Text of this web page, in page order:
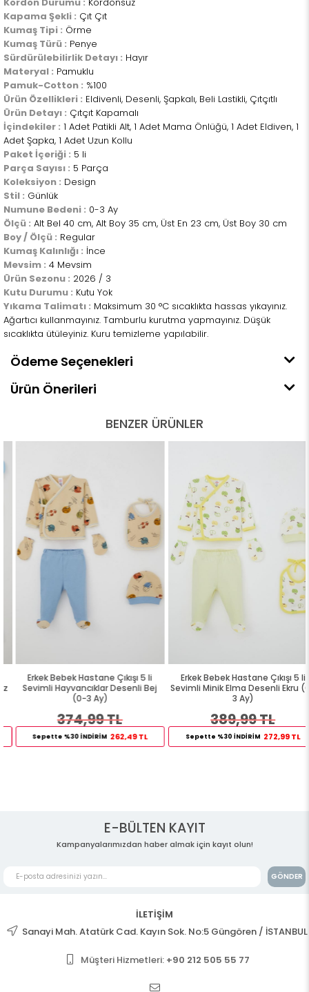
Kapama Şekli : Çıt Çıt
Kumaş Tipi : Örme
Kumaş Türü : Penye
Sürdürülebilirlik Detayı : Hayır
Materyal : Pamuklu
Pamuk-Cotton : %100
Ürün Özellikleri : Eldivenli, Desenli, Şapkalı, Beli Lastikli, Çıtçıtlı
Ürün Detayı : Çıtçıt Kapamalı
İçindekiler : 1 Adet Patikli Alt, 1 Adet Mama Önlüğü, 1 Adet Eldiven, 1
Adet Şapka, 1 Adet Uzun Kollu
Paket İçeriği : 5 li
Parça Sayısı : 5 Parça
Koleksiyon : Design
Stil : Günlük
Numune Bedeni : 0-3 Ay
Ölçü : Alt Bel 40 cm, Alt Boy 35 cm, Üst En 23 cm, Üst Boy 30 cm
Boy / Ölçü : Regular
Kumaş Kalınlığı : İnce
Mevsim : 4 Mevsim
Ürün Sezonu : 2026 / 3
Kutu Durumu : Kutu Yok
Yıkama Talimatı : Maksimum 30 °C sıcaklıkta hassas yıkayınız.
Ağartıcı kullanmayınız. Tamburlu kurutma yapmayınız. Düşük
sıcaklıkta ütüleyiniz. Kuru temizleme yapılabilir.
Ödeme Seçenekleri
Ürün Önerileri
BENZER ÜRÜNLER
Erkek Bebek Hastane Çıkışı 5 li
Sevimli Hayvancıklar Desenli Bej
(0-3 Ay)
374,99 TL
Sepette %30 İNDİRİM 262,49 TL
Erkek Bebek Hastane Çıkışı 5 li
Sevimli Minik Elma Desenli Ekru (0-
3 Ay)
389,99 TL
Sepette %30 İNDİRİM 272,99 TL
E-BÜLTEN KAYIT
Kampanyalarımızdan haber almak için kayıt olun!
GÖNDER
İLETİŞİM
Sanayi Mah. Atatürk Cad. Kayın Sok. No:5 Güngören / İSTANBUL
Müşteri Hizmetleri: +90 212 505 55 77